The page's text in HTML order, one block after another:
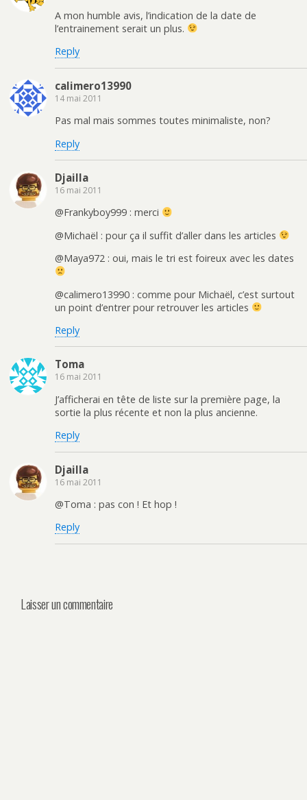
A mon humble avis, l’indication de la date de
l’entrainement serait un plus.
Reply
calimero13990
14 mai 2011
Pas mal mais sommes toutes minimaliste, non?
Reply
Djailla
16 mai 2011
@Frankyboy999 : merci
@Michaël : pour ça il suffit d’aller dans les articles
@Maya972 : oui, mais le tri est foireux avec les dates
@calimero13990 : comme pour Michaël, c’est surtout
un point d’entrer pour retrouver les articles
Reply
Toma
16 mai 2011
J’afficherai en tête de liste sur la première page, la
sortie la plus récente et non la plus ancienne.
Reply
Djailla
16 mai 2011
@Toma : pas con ! Et hop !
Reply
Laisser un commentaire